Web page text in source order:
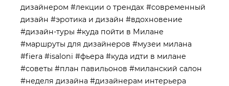
дизайнером #лекции о трендах #современный
дизайн #эротика и дизайн #вдохновение
#дизайн-туры #куда пойти в Милане
#маршруты для дизайнеров #музеи милана
#fiera #isaloni #фьера #куда идти в милане
#советы #план павильонов #миланский салон
#неделя дизайна #дизайнерам интерьера